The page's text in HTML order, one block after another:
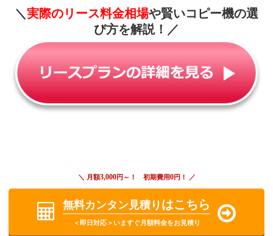
＼実際のリース料金相場や賢いコピー機の選
び方を解説！ ／
＼ 月額3,000円～！ 初期費用0円！ ／
無料カンタン見積り はこちら
＜即日対応＞いますぐ月額料金をお見積り